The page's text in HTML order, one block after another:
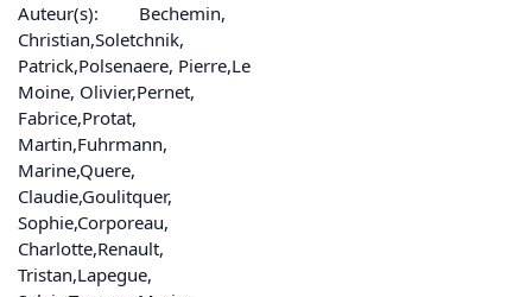
Auteur(s):
Bechemin,
Christian,Soletchnik,
Patrick,Polsenaere, Pierre,Le
Moine, Olivier,Pernet,
Fabrice,Protat,
Martin,Fuhrmann,
Marine,Quere,
Claudie,Goulitquer,
Sophie,Corporeau,
Charlotte,Renault,
Tristan,Lapegue,